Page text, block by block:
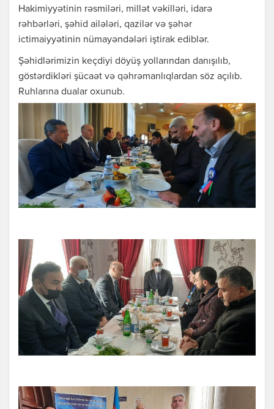
Hakimiyyətinin rəsmiləri, millət vəkilləri, idarə
rəhbərləri, şəhid ailələri, qazilər və şəhər
ictimaiyyətinin nümayəndələri iştirak ediblər.
Şəhidlərimizin keçdiyi döyüş yollarından danışılıb,
göstərdikləri şücaət və qəhrəmanlıqlardan söz açılıb.
Ruhlarına dualar oxunub.